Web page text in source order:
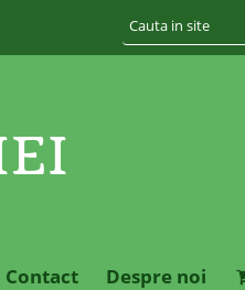
Contact Despre noi